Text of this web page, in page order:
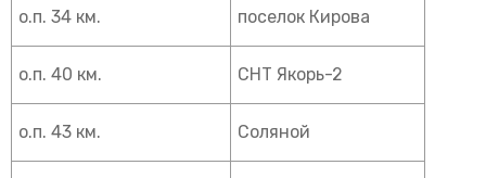
Правила проезда
пассажиров
о.п. 34 км. поселок Кирова
о.п. 40 км. СНТ Якорь-2
о.п. 43 км. Соляной